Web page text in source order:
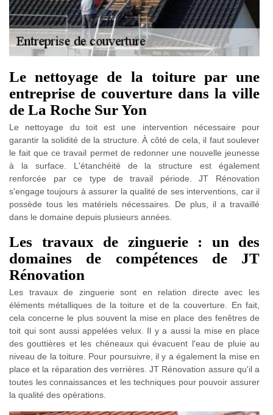
Le nettoyage de la toiture par une
entreprise de couverture dans la ville
de La Roche Sur Yon
Le nettoyage du toit est une intervention nécessaire pour
garantir la solidité de la structure. À côté de cela, il faut soulever
le fait que ce travail permet de redonner une nouvelle jeunesse
à la surface. L'étanchéité de la structure est également
renforcée par ce type de travail période. JT Rénovation
s'engage toujours à assurer la qualité de ses interventions, car il
possède tous les matériels nécessaires. De plus, il a travaillé
dans le domaine depuis plusieurs années.
Les travaux de zinguerie : un des
domaines de compétences de JT
Rénovation
Les travaux de zinguerie sont en relation directe avec les
éléments métalliques de la toiture et de la couverture. En fait,
cela concerne le plus souvent la mise en place des fenêtres de
toit qui sont aussi appelées velux. Il y a aussi la mise en place
des gouttières et les chéneaux qui évacuent l'eau de pluie au
niveau de la toiture. Pour poursuivre, il y a également la mise en
place et la réparation des verrières. JT Rénovation assure qu'il a
toutes les connaissances et les techniques pour pouvoir assurer
la qualité des opérations.